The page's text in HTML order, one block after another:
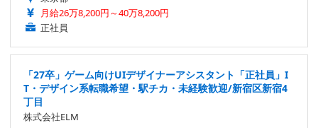
月給26万8,200円～40万8,200円
正社員
「27卒」ゲーム向けUIデザイナーアシスタント「正社員」I
T・デザイン系転職希望・駅チカ・未経験歓迎/新宿区新宿4
丁目
株式会社ELM